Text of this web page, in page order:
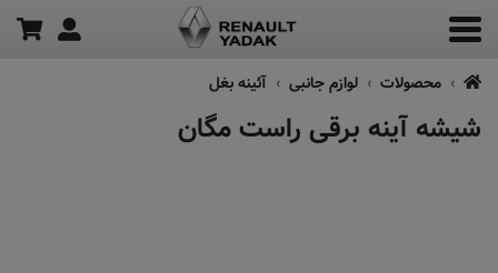
محصولات لوازم جانبی آئینه بغل
شیشه آینه برقی راست مگان